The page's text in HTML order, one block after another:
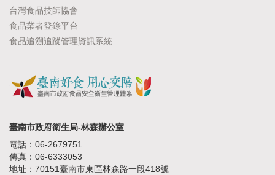
台灣食品技師協會
食品業者登錄平台
食品追溯追蹤管理資訊系統
臺南市政府衛生局-林森辦公室
電話：06-2679751
傳真：06-6333053
地址：70151臺南市東區林森路一段418號